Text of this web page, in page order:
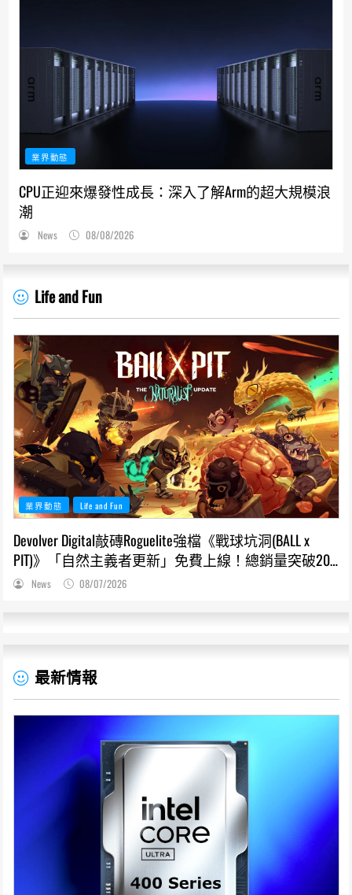
業界動態
CPU正迎來爆發性成長：深入了解Arm的超大規模浪
潮
News 08/08/2026
Life and Fun
業界動態 Life and Fun
Devolver Digital敲磚Roguelite強檔《戰球坑洞(BALL x
PIT)》「自然主義者更新」免費上線！總銷量突破200
萬份，遊戲史低66折熱銷中
News 08/07/2026
最新情報